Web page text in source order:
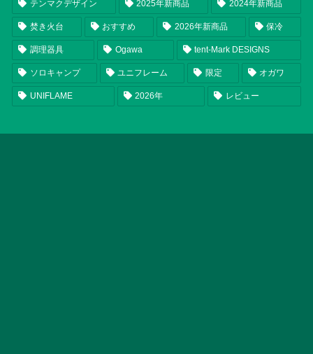
テンマクデザイン 2025年新商品 2024年新商品
焚き火台 おすすめ 2026年新商品 保冷
調理器具 Ogawa tent-Mark DESIGNS
ソロキャンプ ユニフレーム 限定 オガワ
UNIFLAME 2026年 レビュー